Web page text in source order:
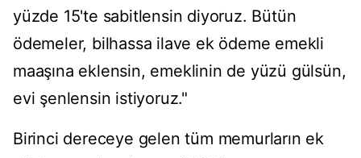
yüzde 15'te sabitlensin diyoruz. Bütün
ödemeler, bilhassa ilave ek ödeme emekli
maaşına eklensin, emeklinin de yüzü gülsün,
evi şenlensin istiyoruz."
Birinci dereceye gelen tüm memurların ek